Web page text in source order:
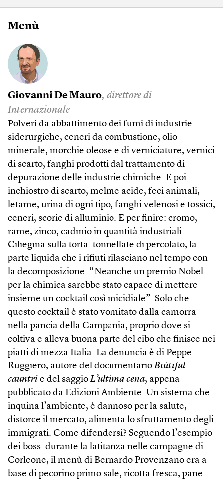
Menù
Giovanni De Mauro, direttore di
Internazionale
Polveri da abbattimento dei fumi di industrie
siderurgiche, ceneri da combustione, olio
minerale, morchie oleose e di verniciature, vernici
di scarto, fanghi prodotti dal trattamento di
depurazione delle industrie chimiche. E poi:
inchiostro di scarto, melme acide, feci animali,
letame, urina di ogni tipo, fanghi velenosi e tossici,
ceneri, scorie di alluminio. E per finire: cromo,
rame, zinco, cadmio in quantità industriali.
Ciliegina sulla torta: tonnellate di percolato, la
parte liquida che i rifiuti rilasciano nel tempo con
la decomposizione. “Neanche un premio Nobel
per la chimica sarebbe stato capace di mettere
insieme un cocktail così micidiale”. Solo che
questo cocktail è stato vomitato dalla camorra
nella pancia della Campania, proprio dove si
coltiva e alleva buona parte del cibo che finisce nei
piatti di mezza Italia. La denuncia è di Peppe
Ruggiero, autore del documentario Biùtiful
cauntri e del saggio L’ultima cena, appena
pubblicato da Edizioni Ambiente. Un sistema che
inquina l’ambiente, è dannoso per la salute,
distorce il mercato, alimenta lo sfruttamento degli
immigrati. Come difendersi? Seguendo l’esempio
dei boss: durante la latitanza nelle campagne di
Corleone, il menù di Bernardo Provenzano era a
base di pecorino primo sale, ricotta fresca, pane